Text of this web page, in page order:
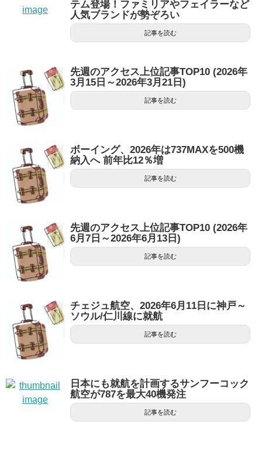
テム登場！ファミリアやフェイラーなど
人気ブランドが勢ぞろい
記事を読む
先週のアクセス上位記事TOP10 (2026年
3月15日～2026年3月21日)
記事を読む
ボーイング、2026年は737MAXを500機
納入へ 前年比12％増
記事を読む
先週のアクセス上位記事TOP10 (2026年
6月7日～2026年6月13日)
記事を読む
チェジュ航空、2026年6月11日に神戸～
ソウル/仁川線に就航
記事を読む
日本にも就航を計画するサンフーコック
航空が787を最大40機発注
記事を読む